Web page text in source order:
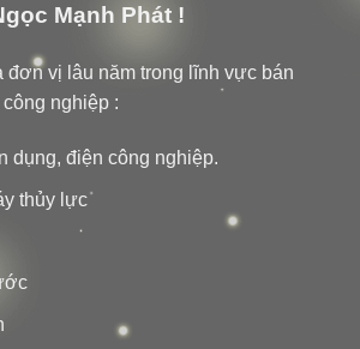
Mạnh Phát !
đơn vị lâu năm trong lĩnh vực bán
nghiệp :
dụng, điện công nghiệp.
thủy lực